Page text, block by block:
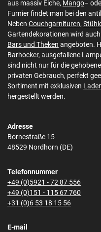
aus massiv Eiche, Mango–
Furnier findet man bei den
Neben Couchgarnituren,
Gartendekorationen wird
Bars und Theken angeboten.
Barhocker, ausgefallene
sind nicht nur für die gehobene
privaten Gebrauch, perfekt
Sortiment mit exklusiven
hergestellt werden.
Adresse
Bornestraße 15
48529 Nordhorn (DE)
Telefonnummer
+49 (0)5921 - 72 87 556
+49 (0)151 - 115 67 760
+31 (0)6 53 18 15 56
E-mail